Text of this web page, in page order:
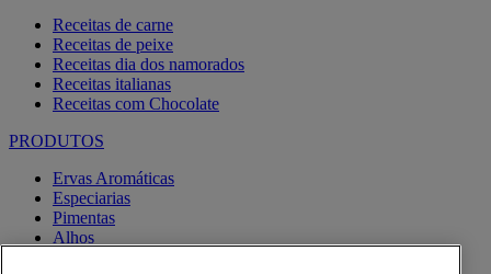
Receitas de carne
Receitas de peixe
Receitas dia dos namorados
Receitas italianas
Receitas com Chocolate
PRODUTOS
Ervas Aromáticas
Especiarias
Pimentas
Alhos